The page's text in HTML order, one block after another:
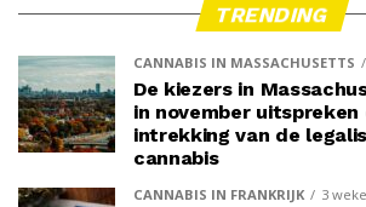
TRENDING
CANNABIS IN MASSACHUSETTS
De kiezers in
in november uitspreken
intrekking van de
cannabis
CANNABIS IN FRANKRIJK 3